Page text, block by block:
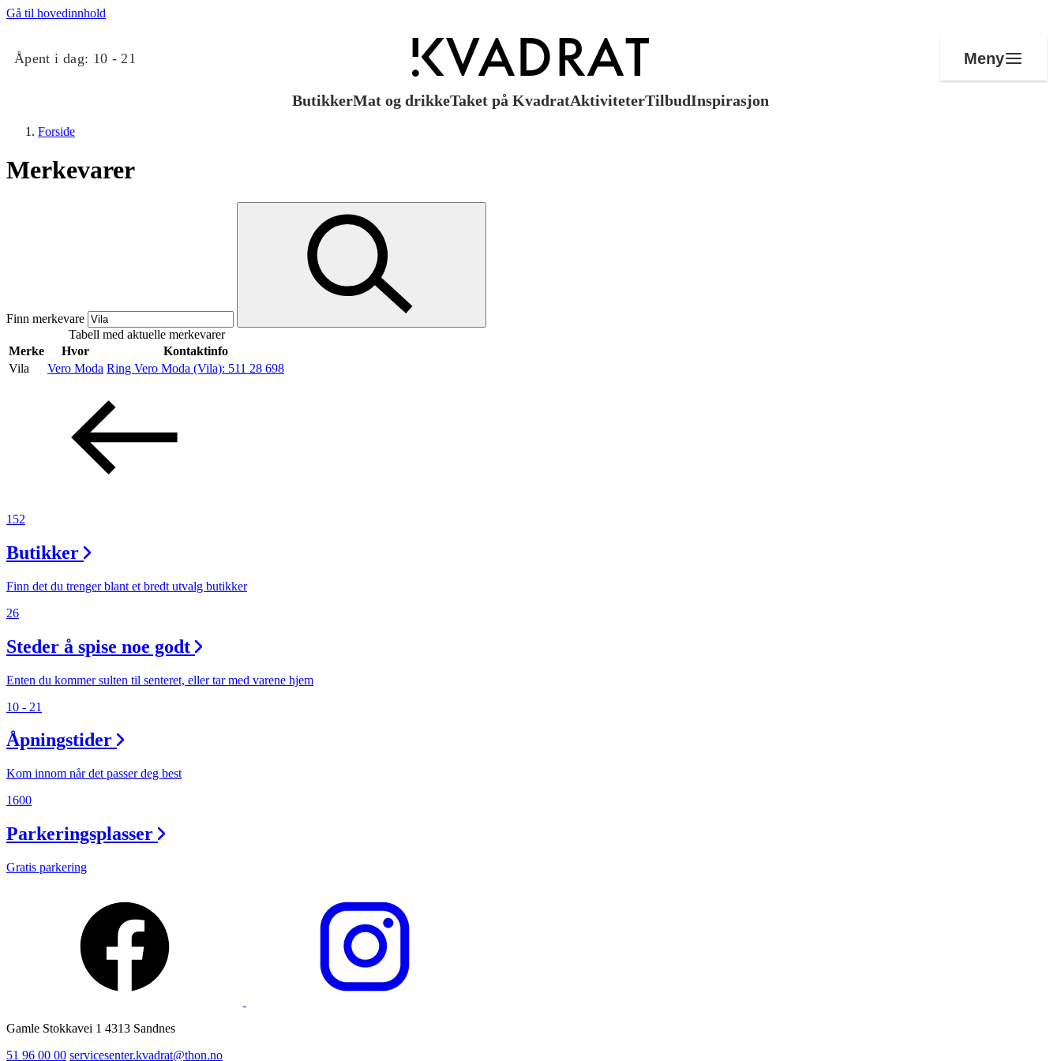
Gå til hovedinnhold
Åpent i dag: 10 - 21 Meny
ButikkerMat og drikkeTaket på KvadratAktiviteterTilbudInspirasjon
Mat og drikke
Taket på Kvadrat
Aktiviteter
Tilbud
Søk
Åpningstider
Praktisk informasjon
Magasin
Forside
Merkevarer
Finn merkevare
Tabell med aktuelle merkevarer
Merke
Hvor
Kontaktinfo
Vila
Vero Moda Ring Vero Moda (Vila): 511 28 698
152
Butikker
Finn det du trenger blant et bredt utvalg butikker
26
Steder å spise noe godt
Enten du kommer sulten til senteret, eller tar med varene hjem
10 - 21
Åpningstider
Kom innom når det passer deg best
1600
Parkeringsplasser
Gratis parkering
Gamle Stokkavei 1 4313 Sandnes
51 96 00 00 servicesenter.kvadrat@thon.no